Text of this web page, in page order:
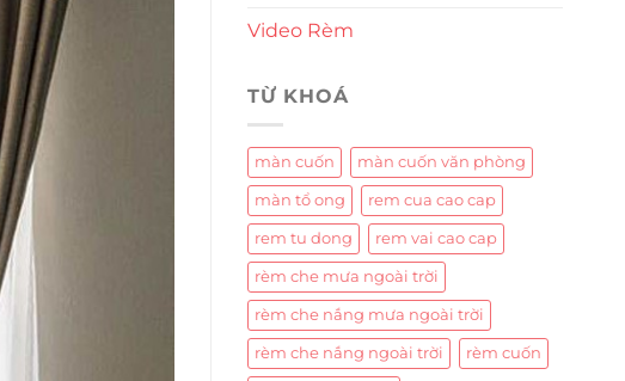
Video Rèm
TỪ KHOÁ
màn cuốn màn cuốn văn phòng
màn tổ ong rem cua cao cap
rem tu dong rem vai cao cap
rèm che mưa ngoài trời
rèm che nắng mưa ngoài trời
rèm che nắng ngoài trời rèm cuốn